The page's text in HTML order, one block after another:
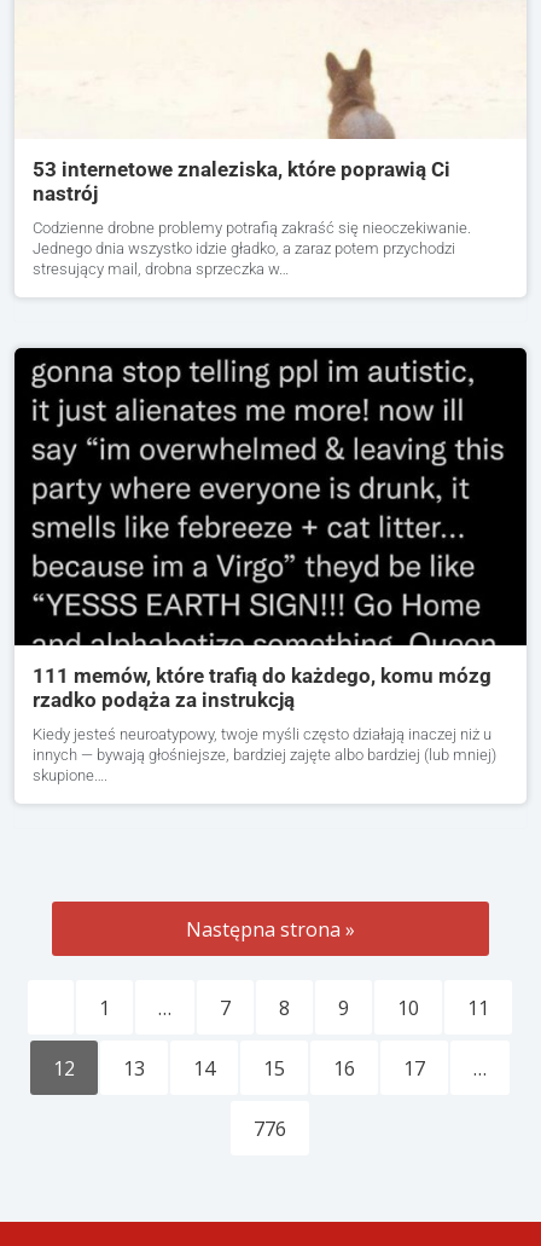
53 internetowe znaleziska, które poprawią Ci
nastrój
Codzienne drobne problemy potrafią zakraść się nieoczekiwanie.
Jednego dnia wszystko idzie gładko, a zaraz potem przychodzi
stresujący mail, drobna sprzeczka w…
111 memów, które trafią do każdego, komu mózg
rzadko podąża za instrukcją
Kiedy jesteś neuroatypowy, twoje myśli często działają inaczej niż u
innych — bywają głośniejsze, bardziej zajęte albo bardziej (lub mniej)
skupione….
Następna strona »
1 … 7 8 9 10 11
12 13 14 15 16 17 …
776